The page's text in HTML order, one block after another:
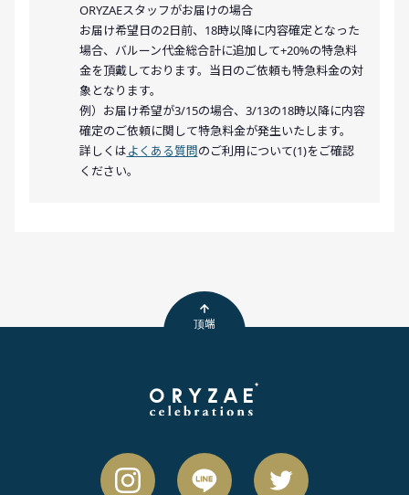
ORYZAEスタッフがお届けの場合
お届け希望日の2日前、18時以降に内容確定となった
場合、バルーン代金総合計に追加して+20%の特急料
金を頂戴しております。当日のご依頼も特急料金の対
象となります。
例）お届け希望が3/15の場合、3/13の18時以降に内容
確定のご依頼に関して特急料金が発生いたします。
詳しくはよくある質問のご利用について(1)をご確認
ください。
顶端